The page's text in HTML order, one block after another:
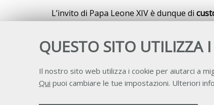
QUESTO SITO UTILIZZA
Il nostro sito web utilizza i cookie per aiutarci a
Qui puoi cambiare le tue impostazioni. Ulteriori
L’invito di Papa Leone XIV è dunque di
umana, con la sua coscienza e la sua
poter “disamare l’AI”: “ disarmare non
articolata,come dimostrala creazione
artificiale, che faciliterà lo scambio di
all’interno” del Vaticano stesso.